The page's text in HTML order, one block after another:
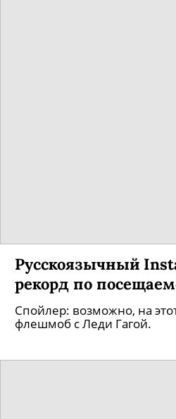
Русскоязычный
рекорд по
Спойлер: возможно, на
флешмоб с Леди Гагой.